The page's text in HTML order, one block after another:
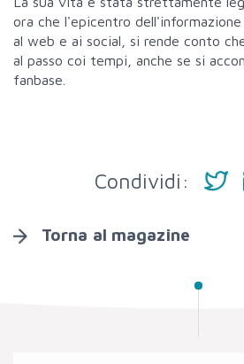
ora che l'epicentro
al web e ai social, si rende conto
al passo coi tempi, anche se si
fanbase.
Condividi:
Torna al magazine